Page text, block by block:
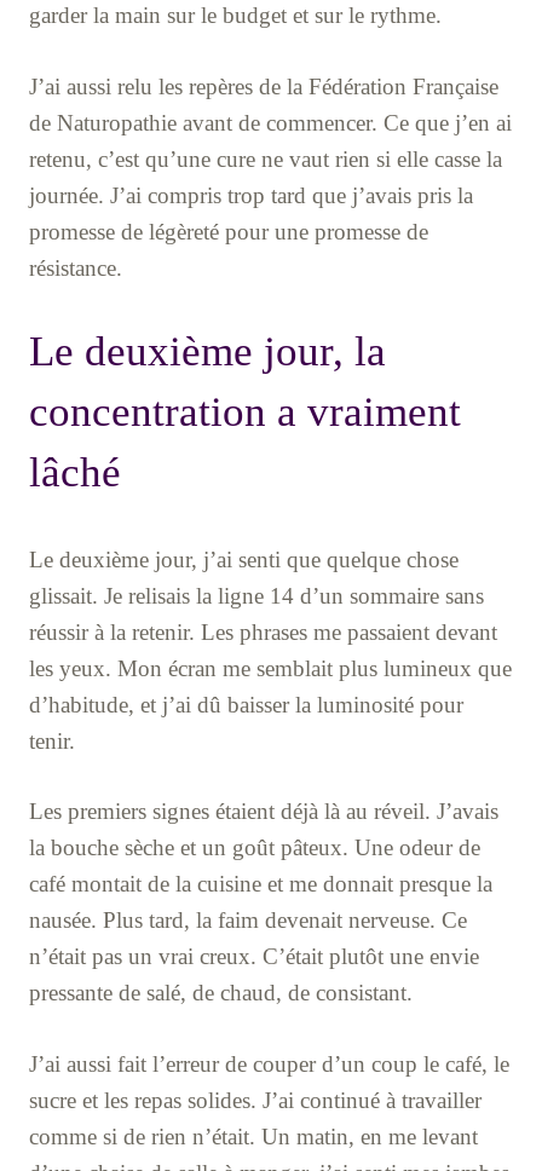
garder la main sur le budget et sur le rythme.
J’ai aussi relu les repères de la Fédération Française
de Naturopathie avant de commencer. Ce que j’en ai
retenu, c’est qu’une cure ne vaut rien si elle casse la
journée. J’ai compris trop tard que j’avais pris la
promesse de légèreté pour une promesse de
résistance.
Le deuxième jour, la
concentration a vraiment
lâché
Le deuxième jour, j’ai senti que quelque chose
glissait. Je relisais la ligne 14 d’un sommaire sans
réussir à la retenir. Les phrases me passaient devant
les yeux. Mon écran me semblait plus lumineux que
d’habitude, et j’ai dû baisser la luminosité pour
tenir.
Les premiers signes étaient déjà là au réveil. J’avais
la bouche sèche et un goût pâteux. Une odeur de
café montait de la cuisine et me donnait presque la
nausée. Plus tard, la faim devenait nerveuse. Ce
n’était pas un vrai creux. C’était plutôt une envie
pressante de salé, de chaud, de consistant.
J’ai aussi fait l’erreur de couper d’un coup le café, le
sucre et les repas solides. J’ai continué à travailler
comme si de rien n’était. Un matin, en me levant